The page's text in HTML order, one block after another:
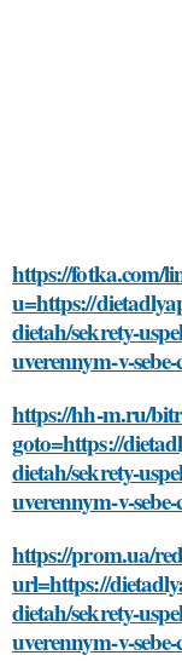
https://fotka.com/
u=https://
dietah/sekrety-
uverennym-v-
https://hh-m.ru/
goto=https://
dietah/sekrety-
uverennym-v-
https://prom.ua/
url=https://
dietah/sekrety-
uverennym-v-